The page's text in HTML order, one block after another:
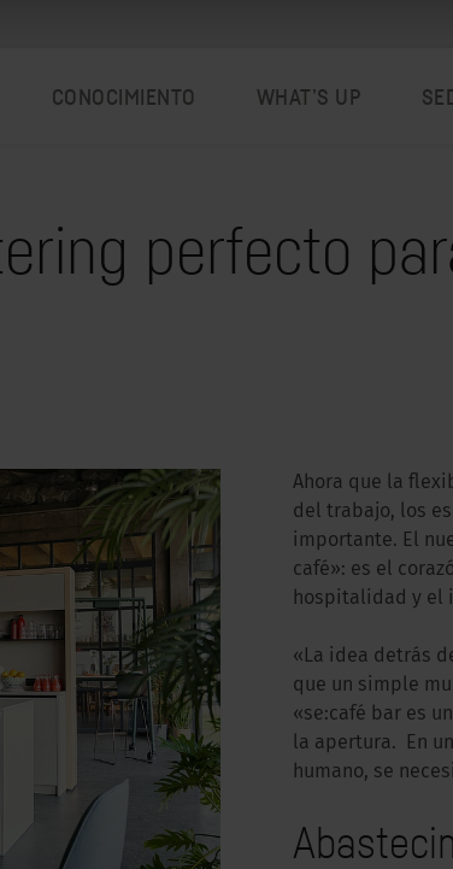
CONOCIMIENTO WHAT’S UP
perfecto
Ahora que la
del trabajo, los
importante. El
café»: es el
hospitalidad y el
«La idea detrás
que un simple
«se:café bar es
la apertura. En
humano, se